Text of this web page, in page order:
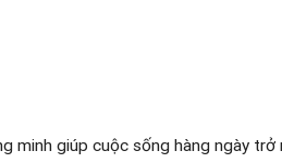
giúp cuộc sống hàng ngày trở